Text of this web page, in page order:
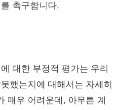
촉구합니다.
대한 부정적 평가는 우리
했는지에 대해서는 자세히
매우 어려운데, 아무튼 계